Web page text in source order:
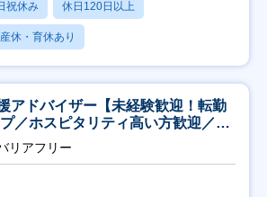
祝休み 休日120日以上
産休・育休あり
アドバイザー【未経験歓迎！転勤
／ホスピタリティ高い方歓迎／土
リアフリー